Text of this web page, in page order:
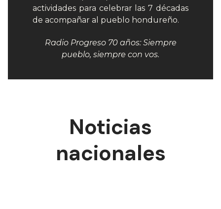
actividades para celebrar las 7 décadas
de acompañar al pueblo hondureño.
Radio Progreso 70 años: Siempre
pueblo, siempre con vos.
Noticias
nacionales